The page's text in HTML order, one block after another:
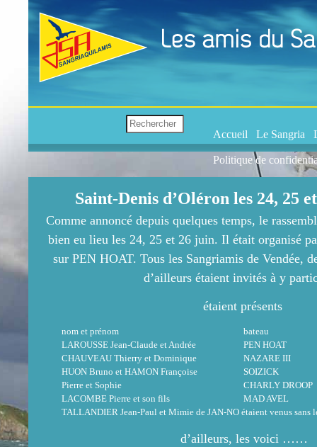
Accueil Le Sangria
Politique de
Saint-Denis d’Oléron les 24, 25
Comme annoncé depuis quelques temps, le
bien eu lieu les 24, 25 et 26 juin. Il était organisé
sur PEN HOAT. Tous les Sangriamis de Vendée,
d’ailleurs étaient invités à y
étaient présents
nom et prénom
bateau
LAROUSSE Jean-Claude et Andrée
PEN HOAT
CHAUVEAU Thierry et Dominique
NAZARE III
HUON Bruno et HAMON Françoise
SOIZICK
Pierre et Sophie
CHARLY DROOP
LACOMBE Pierre et son fils
MAD AVEL
TALLANDIER Jean-Paul et Mimie de JAN-NO étaient venus sans
d’ailleurs, les voici ……